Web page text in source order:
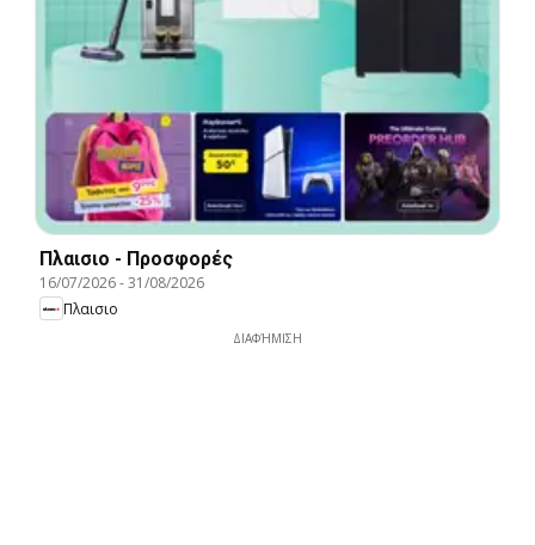
Πλαισιο - Προσφορές
16/07/2026-31/08/2026
Πλαισιο
ΔΙΑΦΉΜΙΣΗ